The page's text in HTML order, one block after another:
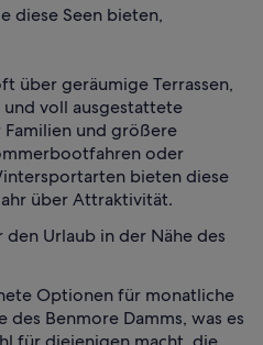
diese Seen bieten,
über geräumige Terrassen,
voll ausgestattete
Familien und größere
oder
bieten diese
über Attraktivität.
Urlaub in der Nähe des
Optionen für monatliche
des Benmore Damms, was es